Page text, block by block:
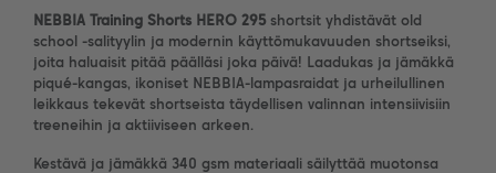
NEBBIA Training Shorts HERO 295 shortsit yhdistävät old
school -salityylin ja modernin käyttömukavuuden shortseiksi,
joita haluaisit pitää päälläsi joka päivä! Laadukas ja jämäkkä
piqué-kangas, ikoniset NEBBIA-lampasraidat ja urheilullinen
leikkaus tekevät shortseista täydellisen valinnan intensiivisiin
treeneihin ja aktiiviseen arkeen.
Kestävä ja jämäkkä 340 gsm materiaali säilyttää muotonsa